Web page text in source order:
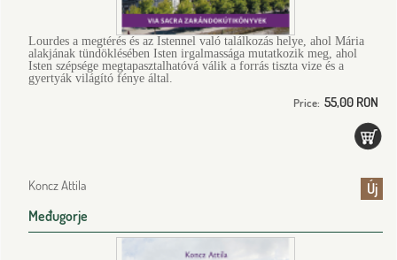
Lourdes a megtérés és az Istennel való találkozás helye, ahol Mária
alakjának tündöklésében Isten irgalmassága mutatkozik meg, ahol
Isten szépsége megtapasztalhatóvá válik a forrás tiszta vize és a
gyertyák világító fénye által.
Price: 55,00 RON
Új
Koncz Attila
Međugorje